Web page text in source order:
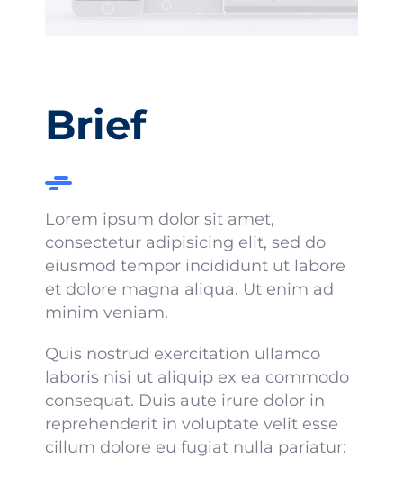
Brief
Lorem ipsum dolor sit amet,
consectetur adipisicing elit, sed do
eiusmod tempor incididunt ut labore
et dolore magna aliqua. Ut enim ad
minim veniam.
Quis nostrud exercitation ullamco
laboris nisi ut aliquip ex ea commodo
consequat. Duis aute irure dolor in
reprehenderit in voluptate velit esse
cillum dolore eu fugiat nulla pariatur: